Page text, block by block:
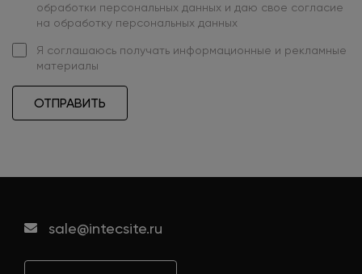
обработки персональных данных и даю свое согласие
на обработку персональных данных
Я соглашаюсь получать информационные и рекламные
материалы
ОТПРАВИТЬ
sale@intecsite.ru